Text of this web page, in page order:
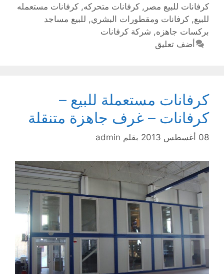
كرفانات للبيع مصر, كرفانات متحركه, كرفانات مستعمله
للبيع, كرفانات ومقطورات البشري, للبيع مساجد
بركسات جاهزه, ‫شركة كرفانات
أضف تعليق
كرفانات مستعملة للبيع –
كرفانات – غرف جاهزة متنقلة
08 أغسطس 2013 بقلم admin